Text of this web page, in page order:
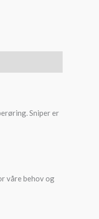
Sniper er
våre behov og